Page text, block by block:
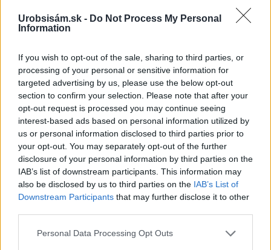
Urobsisám.sk - Do Not Process My Personal
Information
If you wish to opt-out of the sale, sharing to third parties, or
processing of your personal or sensitive information for
targeted advertising by us, please use the below opt-out
section to confirm your selection. Please note that after your
opt-out request is processed you may continue seeing
interest-based ads based on personal information utilized by
us or personal information disclosed to third parties prior to
your opt-out. You may separately opt-out of the further
disclosure of your personal information by third parties on the
IAB’s list of downstream participants. This information may
also be disclosed by us to third parties on the IAB’s List of
Downstream Participants that may further disclose it to other
Please note that this website/app uses one or more Google
Personal Data Processing Opt Outs
Nemusí to byť len
levanduľa! 7 fialových
krások, ktoré rozžiaria
vašu záhradu
Môže aspirín zachrániť
ochabnuté izbové
rastliny? Pravda vás
možno prekvapí
CHALUPA